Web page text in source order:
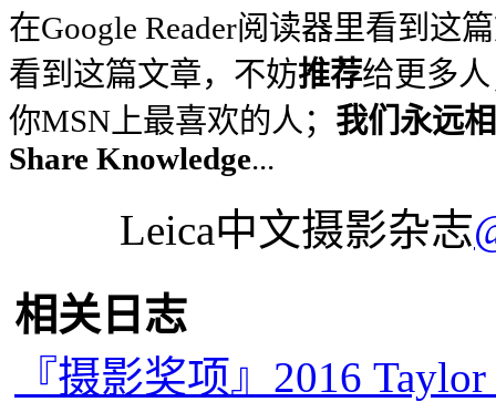
在Google Reader阅读器里看到这
看到这篇文章，不妨推荐给更多
你MSN上最喜欢的人； 我们永远
Share Knowledge...
Leica中文摄影杂志
相关日志
『摄影奖项』2016